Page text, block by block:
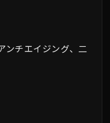
ンチエイジング、二